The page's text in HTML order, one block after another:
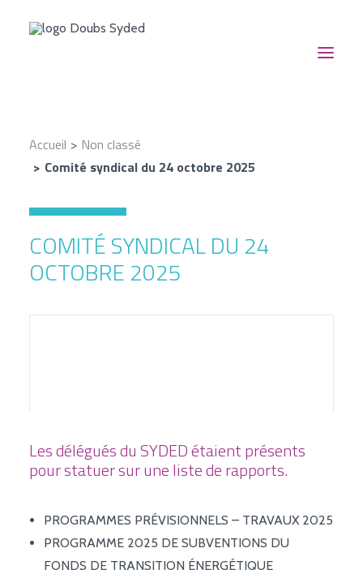
EN ACTION
CONTACT
RECHERCHE
Accueil
Non classé
Comité syndical du 24 octobre 2025
COMITÉ SYNDICAL DU 24
OCTOBRE 2025
Les délégués du SYDED étaient présents
pour statuer sur une liste de rapports.
PROGRAMMES PRÉVISIONNELS – TRAVAUX 2025
PROGRAMME 2025 DE SUBVENTIONS DU
FONDS DE TRANSITION ÉNERGÉTIQUE